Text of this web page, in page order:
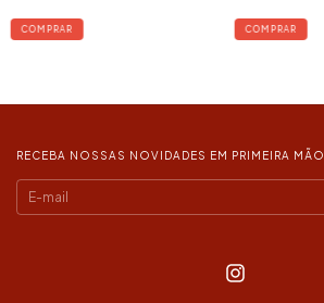
RECEBA NOSSAS NOVIDADES EM PRIMEIRA MÃO